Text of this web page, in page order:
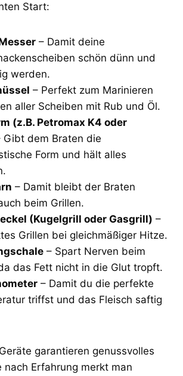
Start:
– Damit deine
schön dünn und
werden.
– Perfekt zum Marinieren
aller Scheiben mit Rub und Öl.
(z.B. Petromax K4 oder
Gibt dem Braten die
Form und hält alles
– Damit bleibt der Braten
beim Grillen.
(Kugelgrill oder Gasgrill) –
Grillen bei gleichmäßiger Hitze.
– Spart Nerven beim
das Fett nicht in die Glut tropft.
– Damit du die perfekte
triffst und das Fleisch saftig
garantieren genussvolles
nach Erfahrung merkt man